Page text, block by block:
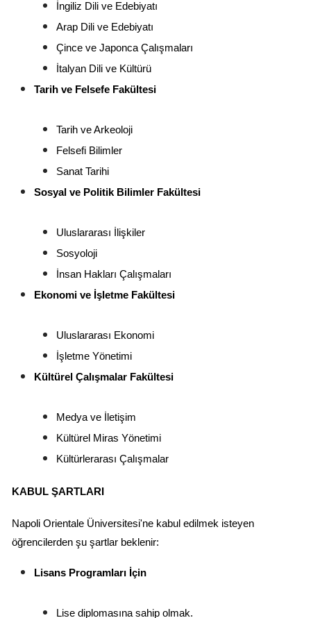
İngiliz Dili ve Edebiyatı
Arap Dili ve Edebiyatı
Çince ve Japonca Çalışmaları
İtalyan Dili ve Kültürü
Tarih ve Felsefe Fakültesi
Tarih ve Arkeoloji
Felsefi Bilimler
Sanat Tarihi
Sosyal ve Politik Bilimler Fakültesi
Uluslararası İlişkiler
Sosyoloji
İnsan Hakları Çalışmaları
Ekonomi ve İşletme Fakültesi
Uluslararası Ekonomi
İşletme Yönetimi
Kültürel Çalışmalar Fakültesi
Medya ve İletişim
Kültürel Miras Yönetimi
Kültürlerarası Çalışmalar
KABUL ŞARTLARI
Napoli Orientale Üniversitesi'ne kabul edilmek isteyen
öğrencilerden şu şartlar beklenir:
Lisans Programları İçin
Lise diplomasına sahip olmak.